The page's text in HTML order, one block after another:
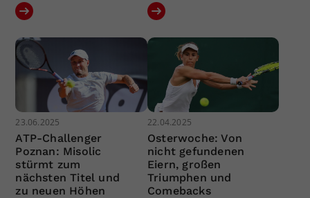
23.06.2025
ATP-Challenger
Poznan: Misolic
stürmt zum
nächsten Titel und
zu neuen Höhen
22.04.2025
Osterwoche: Von
nicht gefundenen
Eiern, großen
Triumphen und
Comebacks